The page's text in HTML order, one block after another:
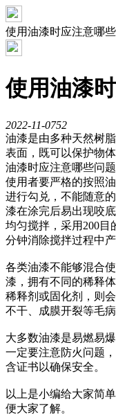
使用油漆时应注意哪
使用油漆
2022-11-0752
油漆是由多种天然树
表面，既可以保护物
油漆时应注意哪些问
使用者要严格的按照
进行勾兑，不能随意
漆在涂完后易出现咬
均匀搅拌，采用200目
分钟消除搅拌过程中产
各类油漆不能够混合
漆，拥有不同的稀释
稀释剂或固化剂，则
不干、成膜开裂等毛病
大多数油漆是易燃易
一定要注意防火问题
含证书以确保安全。
以上是小编给大家简
便大家了解。